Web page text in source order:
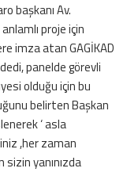
başkanı Av.
proje için
imza atan GAGİKAD
panelde görevli
olduğu için bu
belirten Başkan
‘ asla
,her zaman
yanınızda